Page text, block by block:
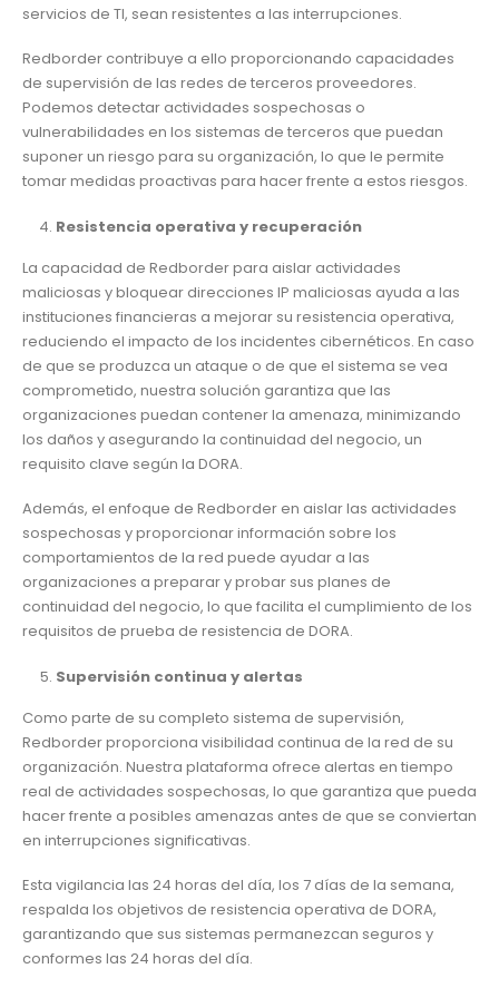
servicios de TI, sean resistentes a las interrupciones.
Redborder contribuye a ello proporcionando capacidades
de supervisión de las redes de terceros proveedores.
Podemos detectar actividades sospechosas o
vulnerabilidades en los sistemas de terceros que puedan
suponer un riesgo para su organización, lo que le permite
tomar medidas proactivas para hacer frente a estos riesgos.
Resistencia operativa y recuperación
La capacidad de Redborder para aislar actividades
maliciosas y bloquear direcciones IP maliciosas ayuda a las
instituciones financieras a mejorar su resistencia operativa,
reduciendo el impacto de los incidentes cibernéticos. En caso
de que se produzca un ataque o de que el sistema se vea
comprometido, nuestra solución garantiza que las
organizaciones puedan contener la amenaza, minimizando
los daños y asegurando la continuidad del negocio, un
requisito clave según la DORA.
Además, el enfoque de Redborder en aislar las actividades
sospechosas y proporcionar información sobre los
comportamientos de la red puede ayudar a las
organizaciones a preparar y probar sus planes de
continuidad del negocio, lo que facilita el cumplimiento de los
requisitos de prueba de resistencia de DORA.
Supervisión continua y alertas
Como parte de su completo sistema de supervisión,
Redborder proporciona visibilidad continua de la red de su
organización. Nuestra plataforma ofrece alertas en tiempo
real de actividades sospechosas, lo que garantiza que pueda
hacer frente a posibles amenazas antes de que se conviertan
en interrupciones significativas.
Esta vigilancia las 24 horas del día, los 7 días de la semana,
respalda los objetivos de resistencia operativa de DORA,
garantizando que sus sistemas permanezcan seguros y
conformes las 24 horas del día.